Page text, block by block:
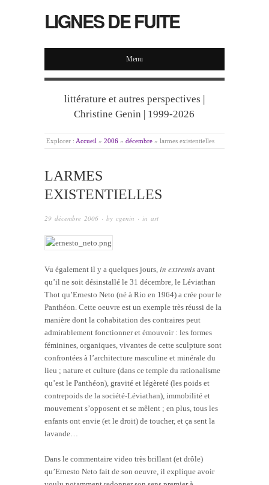
LIGNES DE FUITE
Menu
littérature et autres perspectives |
Christine Genin | 1999-2026
Explorer : Accueil » 2006 » décembre » larmes existentielles
LARMES
EXISTENTIELLES
29 décembre 2006 · by cgenin · in art
Vu également il y a quelques jours, in extremis avant
qu’il ne soit désinstallé le 31 décembre, le Léviathan
Thot qu’Ernesto Neto (né à Rio en 1964) a crée pour le
Panthéon. Cette oeuvre est un exemple très réussi de la
manière dont la cohabitation des contraires peut
admirablement fonctionner et émouvoir : les formes
féminines, organiques, vivantes de cette sculpture sont
confrontées à l’architecture masculine et minérale du
lieu ; nature et culture (dans ce temple du rationalisme
qu’est le Panthéon), gravité et légèreté (les poids et
contrepoids de la société-Léviathan), immobilité et
mouvement s’opposent et se mêlent ; en plus, tous les
enfants ont envie (et le droit) de toucher, et ça sent la
lavande…
Dans le commentaire video très brillant (et drôle)
qu’Ernesto Neto fait de son oeuvre, il explique avoir